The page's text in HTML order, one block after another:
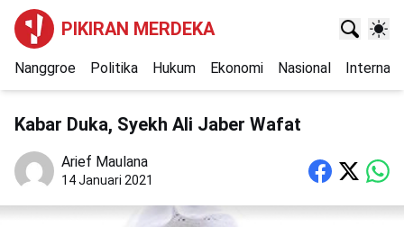
PIKIRAN MERDEKA
Nanggroe Politika Hukum Ekonomi Nasional
Kabar Duka, Syekh Ali Jaber Wafat
Arief Maulana
14 Januari 2021